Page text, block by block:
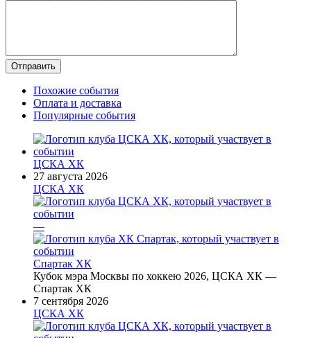
Похожие события
Оплата и доставка
Популярные события
ЦСКА ХК
27 августа 2026
ЦСКА ХК
—
Спартак ХК
Кубок мэра Москвы по хоккею 2026, ЦСКА ХК —
Спартак ХК
7 сентября 2026
ЦСКА ХК